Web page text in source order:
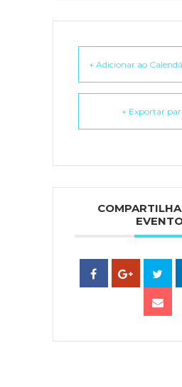
+ Adicionar ao
+ Exportar